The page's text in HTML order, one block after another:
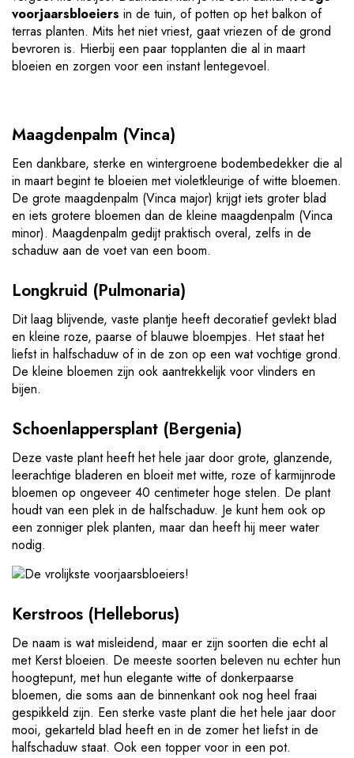
voorjaarsbloeiers in de tuin, of potten op het balkon of
terras planten. Mits het niet vriest, gaat vriezen of de grond
bevroren is. Hierbij een paar topplanten die al in maart
bloeien en zorgen voor een instant lentegevoel.
Maagdenpalm (Vinca)
Een dankbare, sterke en wintergroene bodembedekker die al
in maart begint te bloeien met violetkleurige of witte bloemen.
De grote maagdenpalm (Vinca major) krijgt iets groter blad
en iets grotere bloemen dan de kleine maagdenpalm (Vinca
minor). Maagdenpalm gedijt praktisch overal, zelfs in de
schaduw aan de voet van een boom.
Longkruid (Pulmonaria)
Dit laag blijvende, vaste plantje heeft decoratief gevlekt blad
en kleine roze, paarse of blauwe bloempjes. Het staat het
liefst in halfschaduw of in de zon op een wat vochtige grond.
De kleine bloemen zijn ook aantrekkelijk voor vlinders en
bijen.
Schoenlappersplant (Bergenia)
Deze vaste plant heeft het hele jaar door grote, glanzende,
leerachtige bladeren en bloeit met witte, roze of karmijnrode
bloemen op ongeveer 40 centimeter hoge stelen. De plant
houdt van een plek in de halfschaduw. Je kunt hem ook op
een zonniger plek planten, maar dan heeft hij meer water
nodig.
Kerstroos (Helleborus)
De naam is wat misleidend, maar er zijn soorten die echt al
met Kerst bloeien. De meeste soorten beleven nu echter hun
hoogtepunt, met hun elegante witte of donkerpaarse
bloemen, die soms aan de binnenkant ook nog heel fraai
gespikkeld zijn. Een sterke vaste plant die het hele jaar door
mooi, gekarteld blad heeft en in de zomer het liefst in de
halfschaduw staat. Ook een topper voor in een pot.